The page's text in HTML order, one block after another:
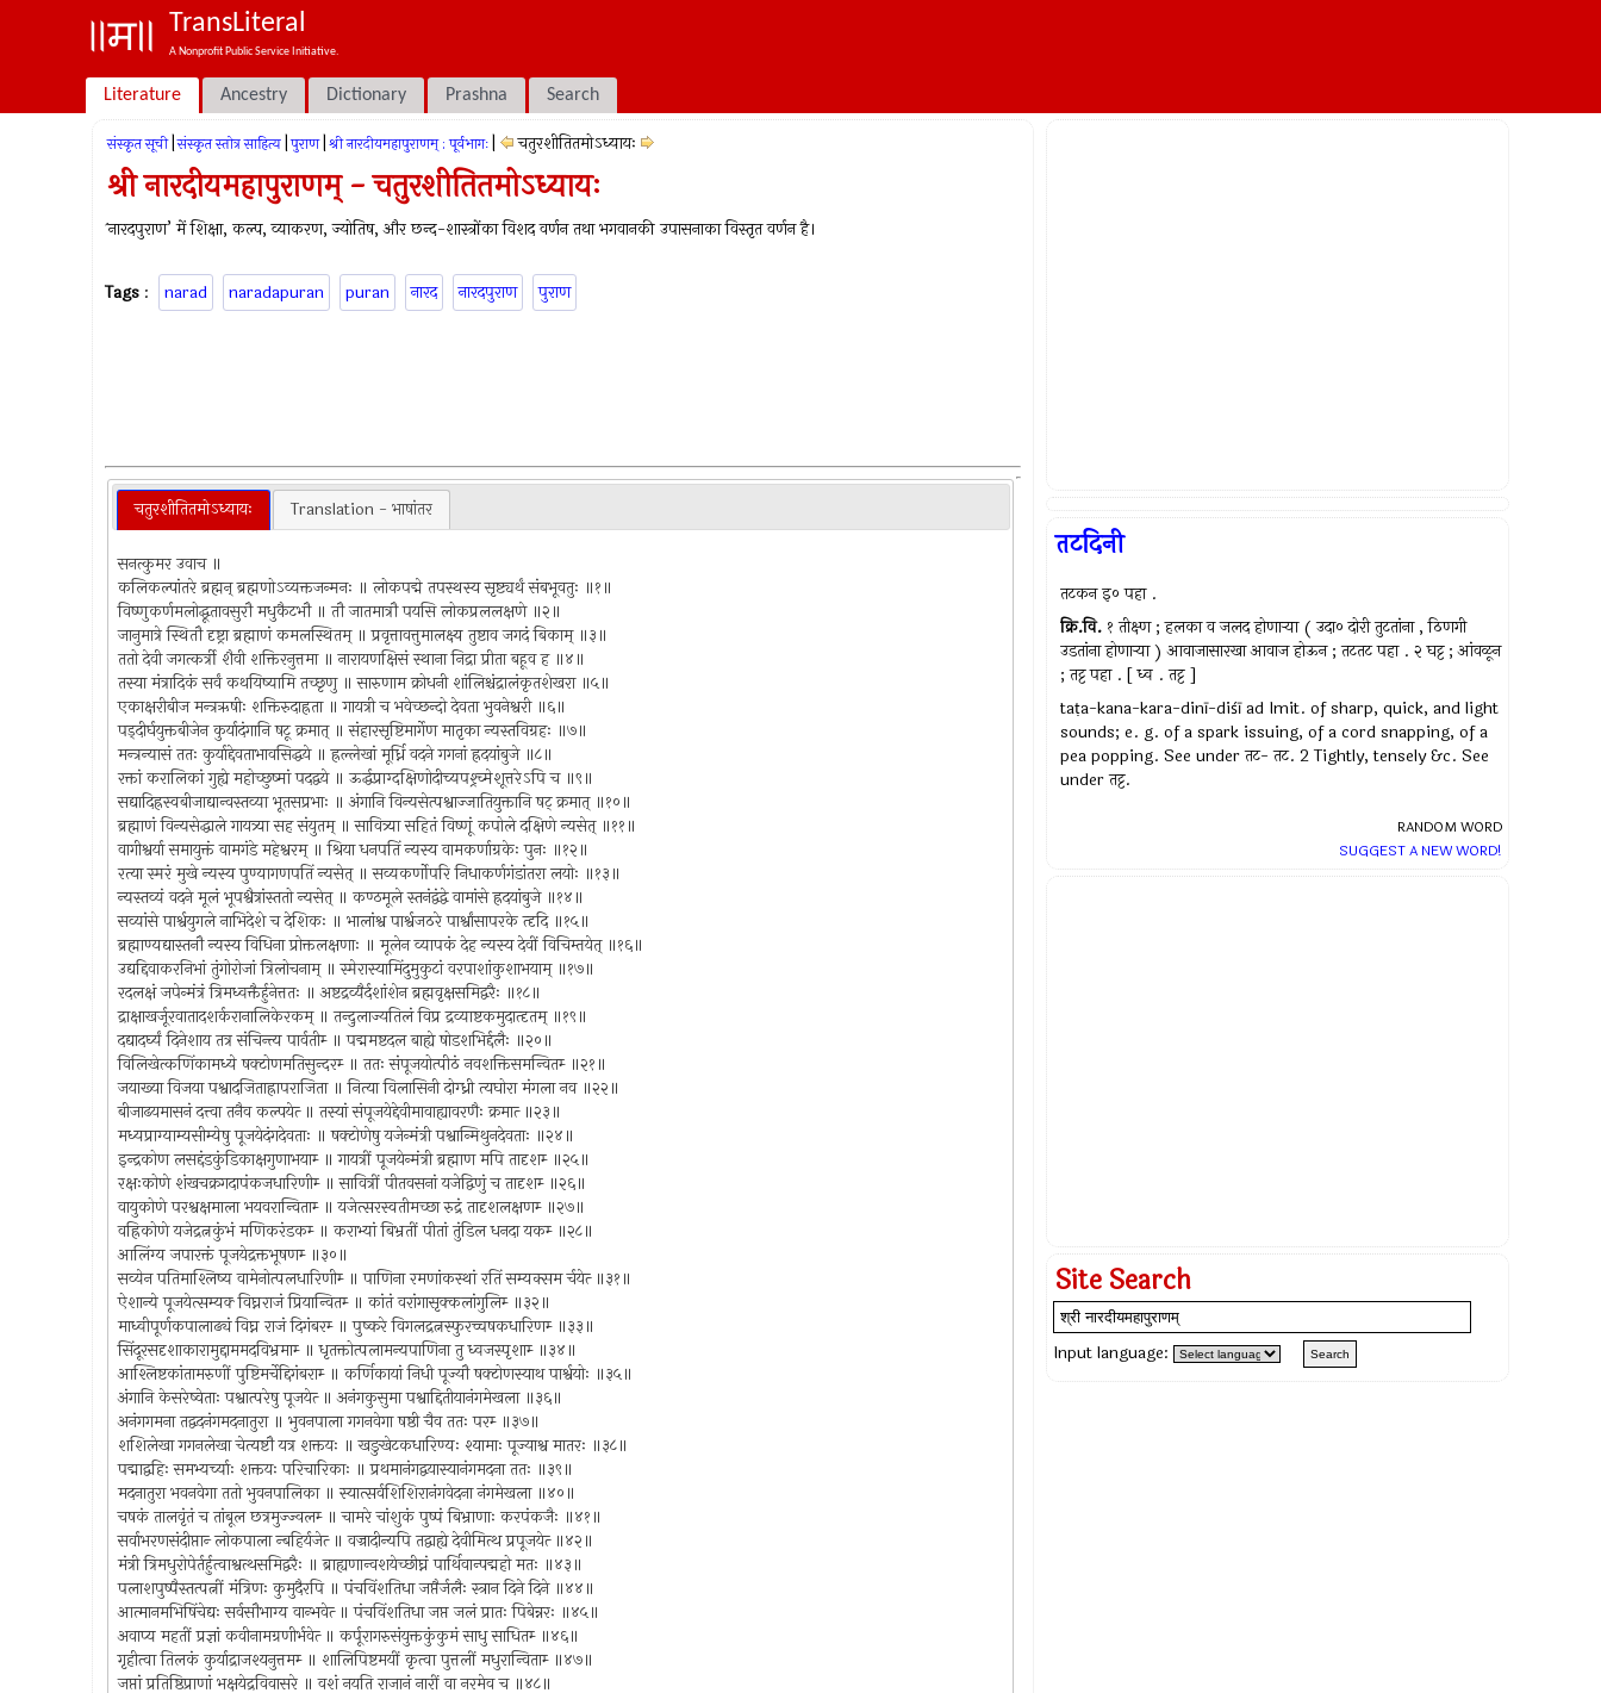
TransLiteral
A Nonprofit Public Service Initiative.
Literature Ancestry Dictionary Prashna Search
संस्कृत सूची संस्कृत स्तोत्र साहित्य पुराण श्री नारदीयमहापुराणम् : पूर्वभागः चतुरशीतितमोऽध्यायः
श्री नारदीयमहापुराणम् - चतुरशीतितमोऽध्यायः
`नारदपुराण’ में शिक्षा, कल्प, व्याकरण, ज्योतिष, और छन्द-शास्त्रोंका विशद वर्णन तथा भगवानकी उपासनाका विस्तृत वर्णन है।
Tags : narad naradapuran puran नारद नारदपुराण पुराण
चतुरशीतितमोऽध्यायः Translation - भाषांतर
सनत्कुमर उवाच ॥
कलिकल्पांतरे ब्रह्मन् ब्रह्मणोऽव्यक्तजन्मनः ॥ लोकपद्मे तपस्थस्य सृष्ट्यर्थं संबभूवतुः ॥१॥
विष्णुकर्णमलोद्धूतावसुरौ मधुकैटभौ ॥ तौ जातमात्रौ पयसि लोकप्रललक्षणे ॥२॥
जानुमात्रे स्थितौ दृष्ट्रा ब्रह्माणं कमलस्थितम् ॥ प्रवृत्तावत्तुमालक्ष्य तुष्टाव जगदं बिकाम् ॥३॥
ततो देवी जगत्कर्त्री शैवी शक्तिरनुत्तमा ॥ नारायणक्षिसं स्थाना निद्रा प्रीता बहूव ह ॥४॥
तस्या मंत्रादिकं सर्वं कथयिष्यामि तच्छृणु ॥ सारुणाम क्रोधनी शांलिश्चंद्रालंकृतशेखरा ॥५॥
एकाक्षरीबीज मन्त्रऋषीः शक्तिरुदाह्रता ॥ गायत्री च भवेच्छन्दो देवता भुवनेश्वरी ॥६॥
पड्‍दीर्घयुक्तबीजेन कुर्यादंगानि षटू क्रमात् ॥ संहारसृष्टिमार्गेण मातृका न्यस्तविग्रहः ॥७॥
मन्त्रन्यासं ततः कुर्याद्देवताभावसिद्धये ॥ ह्रल्लेखां मूर्ध्नि वदने गगनां ह्रदयांबुजे ॥८॥
रक्तां करालिकां गुह्ये महोच्छुष्मां पदद्वये ॥ ऊर्द्धप्राग्दक्षिणोदीच्यपश्र्च्मेशूत्तरेऽपि च ॥९॥
सद्यादिह्रस्वबीजाद्यान्वस्तव्या भूतसप्रभाः ॥ अंगानि विन्यसेत्पश्वाज्जातियुक्तानि षट्‌ क्रमात् ॥१०॥
ब्रह्माणं विन्यसेद्धाले गायत्र्या सह संयुतम् ॥ सावित्र्या सहितं विष्णूं कपोले दक्षिणे न्यसेत् ॥११॥
वागीश्वर्या समायुक्तं वामगंडे महेश्वरम् ॥ श्रिया धनपतिं न्यस्य वामकर्णाग्रकेः पुनः ॥१२॥
रत्या स्मरं मुखे न्यस्य पुण्यागणपतिं न्यसेत् ॥ सव्यकर्णोपरि निधाकर्णगंडांतरा लयोः ॥१३॥
न्यस्तव्यं वदने मूलं भूपश्वैत्रांस्ततो न्यसेत् ॥ कण्ठमूले स्तनंद्वंद्वे वामांसे ह्रदयांबुजे ॥१४॥
सव्यांसे पार्श्वयुगले नाभिदेशे च देशिकः ॥ भालांश्व पार्श्वजठरे पार्श्वांसापरके त्दृदि ॥१५॥
ब्रह्माण्यद्यास्तनौ न्यस्य विधिना प्रोक्तलक्षणाः ॥ मूलेन व्यापकं देह न्यस्य देवीं विचिम्तयेत् ॥१६॥
उद्यद्दिवाकरनिभां तुंगोरोजां त्रिलोचनाम् ॥ स्मेरास्यामिंदुमुकुटां वरपाशांकुशाभयाम् ॥१७॥
रदलक्षं जपेन्मंत्रं त्रिमध्वक्तैर्हुनेत्ततः ॥ अष्टद्रव्यैर्दशांशेन ब्रह्मवृक्षसमिद्वरैः ॥१८॥
द्राक्षाखर्जूरवातादशर्करानालिकेरकम् ॥ तन्दुलाज्यतिलं विप्र द्रव्याष्टकमुदात्दृतम् ॥१९॥
दद्यादर्घ्यं दिनेशाय तत्र संचिन्त्य पार्वतीम्‍ ॥ पद्ममष्टदल बाह्ये षोडशभिर्द्दलैः ॥२०॥
विलिखेत्कणिंकामध्ये षक्टोणमतिसुन्दरम्‍ ॥ ततः संपूजयोत्पीठं नवशक्तिसमन्वितम्‍ ॥२१॥
जयाख्या विजया पश्वादजिताह्रापराजिता ॥ नित्या विलासिनी दोग्ध्री त्यघोरा मंगला नव ॥२२॥
बीजाढयमासनं दत्त्वा तनैव कल्पयेत्‍ ॥ तस्यां संपूजयेद्देवीमावाह्यावरणैः क्रमात्‍ ॥२३॥
मध्यप्राग्याम्यसीम्येषु पूजयेदंगदेवताः ॥ षक्टोणेषु यजेन्मंत्री पश्वान्मिथुनदेवताः ॥२४॥
इन्द्रकोण लसद्दंडकुंडिकाक्षगुणाभयाम्‍ ॥ गायत्रीं पूजयेन्मंत्री ब्रह्माण मपि तादृशम्‍ ॥२५॥
रक्षःकोणे शंखचक्रगदापंकजधारिणीम्‍ ॥ सावित्रीं पीतवसनां यजेद्विणुं च तादृशम्‍ ॥२६॥
वायुकोणे परश्वक्षमाला भयवरान्विताम्‍ ॥ यजेत्सरस्वतीमच्छा रुद्रं तादृशलक्षणम्‍ ॥२७॥
वह्रिकोणे यजेद्रत्नकुंभं मणिकरंडकम्‍ ॥ कराभ्यां बिभ्रतीं पीतां तुंडिल धनदा यकम्‍ ॥२८॥
आलिंग्य जपारक्तं पूजयेद्रक्तभूषणम्‍ ॥३०॥
सव्येन पतिमाश्लिष्य वामेनोत्पलधारिणीम्‍ ॥ पाणिना रमणांकस्थां रतिं सम्यक्सम र्चयेत्‍ ॥३१॥
ऐशान्ये पूजयेत्सम्यक्‍ विघ्नराजं प्रियान्वितम्‍ ॥ कांतं वरांगासृक्कलांगुलिम्‍ ॥३२॥
माध्वीपूर्णकपालाढ्यं विघ्न राजं दिगंबरम्‍ ॥ पुष्करे विगलद्रत्नस्फुरच्चषकधारिणम्‍ ॥३३॥
सिंदूरसदृशाकारामुद्दाममदविभ्रमाम्‍ ॥ धृतक्तोत्पलामन्यपाणिना तु ध्वजस्पृशाम्‍ ॥३४॥
आश्लिष्टकांतामरुणीं पुष्टिमर्चेद्दिगंबराम्‍ ॥ कर्णिकायां निधी पूज्यौ षक्टोणस्याथ पार्श्वयोः ॥३५॥
अंगानि केसरेष्वेताः पश्वात्परेषु पूजयेत्‍ ॥ अनंगकुसुमा पश्वाद्दितीयानंगमेखला ॥३६॥
अनंगगमना तद्वदनंगमदनातुरा ॥ भुवनपाला गगनवेगा षष्ठी चैव ततः परम्‍ ॥३७॥
शशिलेखा गगनलेखा चेत्यष्टौ यत्र शक्तयः ॥ खङुखेटकधारिण्यः श्यामाः पूज्याश्व मातरः ॥३८॥
पद्माद्वहिः समभ्यर्च्याः शक्तयः परिचारिकाः ॥ प्रथमानंगद्वयास्यानंगमदना ततः ॥३९॥
मदनातुरा भवनवेगा ततो भुवनपालिका ॥ स्यात्सर्वशिशिरानंगवेदना नंगमेखला ॥४०॥
चषकं तालवृंतं च तांबूल छत्रमुज्ज्वलम्‍ ॥ चामरे चांशुकं पुष्पं बिभ्राणाः करपंकजैः ॥४१॥
सर्वाभरणसंदीप्तान्‍ लोकपाला न्बहिर्यजेत्‍ ॥ वज्रादीन्यपि तद्वाह्ये देवीमित्थ प्रपूजयेत्‍ ॥४२॥
मंत्री त्रिमधुरोपेर्तर्हुत्वाश्वत्थसमिद्वरैः ॥ ब्राह्यणान्वशयेच्छीघ्नं पार्थिवान्पद्महो मतः ॥४३॥
पलाशपुष्पैस्तत्पत्नीं मंत्रिणः कुमुदैरपि ॥ पंचविंशतिधा जप्तैर्जलैः स्त्रान दिने दिने ॥४४॥
आत्मानमभिषिंचेद्यः सर्वसौभाग्य वान्भवेत्‍ ॥ पंचविंशतिधा जप्त जलं प्रातः पिबेन्नरः ॥४५॥
अवाप्य महतीं प्रज्ञां कवीनामग्रणीर्भवेत्‍ ॥ कर्पूरागरुसंयुक्तकुंकुमं साधु साधितम्‍ ॥४६॥
गृहीत्वा तिलकं कुर्याद्राजश्यनुत्तमम्‍ ॥ शालिपिष्टमयीं कृत्वा पुत्तलीं मधुरान्विताम्‍ ॥४७॥
जप्तां प्रतिष्ठिप्राणां भक्षयेद्रविवासरे ॥ वशं नयति राजानं नारीं वा नरमेव च ॥४८॥
तटदिनी
तटकन इ० पहा .
क्रि.वि. १ तीक्ष्ण ; हलका व जलद होणार्‍या ( उदा० दोरी तुटतांना , ठिणगी
उडतांना होणार्‍या ) आवाजासारखा आवाज होऊन ; तटतट पहा . २ घट्ट ; आंवळून
; तट्ट पहा . [ ध्व . तट्ट ]
taṭa-kana-kara-dinī-diśī ad Imit. of sharp, quick, and light
sounds; e. g. of a spark issuing, of a cord snapping, of a
pea popping. See under तट- तट. 2 Tightly, tensely &c. See
under तट्ट.
RANDOM WORD
SUGGEST A NEW WORD!
Site Search
Input language: